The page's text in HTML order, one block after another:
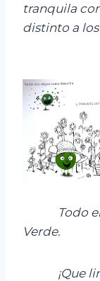
tranquila
distinto a
Todo
Verde.
¡Que